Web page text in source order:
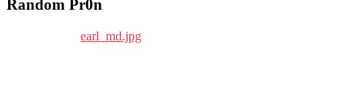
Random Pr0n